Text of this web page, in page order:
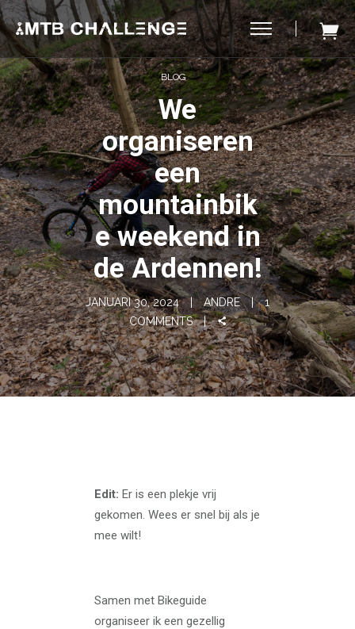
BLOG
We
organiseren
een
mountainbik
e weekend in
de Ardennen!
JANUARI 30, 2024 ANDRE
1
COMMENTS
Edit: Er is een plekje vrij
gekomen. Wees er snel bij als je
mee wilt!
Samen met Bikeguide
organiseer ik een gezellig